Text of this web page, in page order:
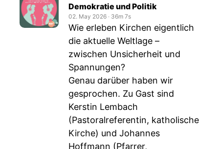
Demokratie und Politik
02. May 2026 ‧ 36m 7s
Wie erleben Kirchen eigentlich
die aktuelle Weltlage –
zwischen Unsicherheit und
Spannungen?
Genau darüber haben wir
gesprochen. Zu Gast sind
Kerstin Lembach
(Pastoralreferentin, katholische
Kirche) und Johannes
Hoffmann (Pfarrer,